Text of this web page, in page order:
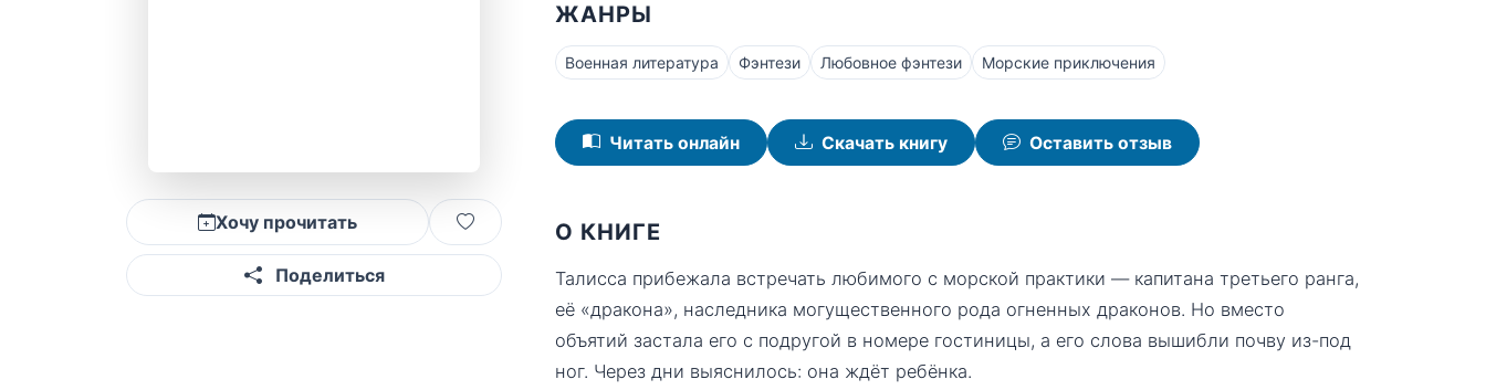
Хочу прочитать
Поделиться
ЖАНРЫ
Военная литература Фэнтези Любовное фэнтези Морские приключения
Читать онлайн Скачать книгу Оставить отзыв
О КНИГЕ
Талисса прибежала встречать любимого с морской практики — капитана третьего ранга,
её «дракона», наследника могущественного рода огненных драконов. Но вместо
объятий застала его с подругой в номере гостиницы, а его слова вышибли почву из-под
ног. Через дни выяснилось: она ждёт ребёнка.